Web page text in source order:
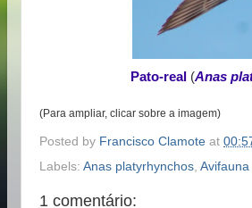
Pato-real (Anas
(Para ampliar, clicar sobre a imagem)
Posted by Francisco Clamote at
Labels: Anas platyrhynchos
1 comentário: